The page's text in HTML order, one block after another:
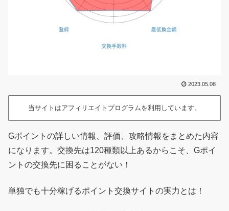
2023.05.08
当サイトはアフィリエイトプログラムを利用しています。
Gポイントの詳しい情報、評価、攻略情報をまとめた内容
になります。交換先は120種類以上あるからこそ、Gポイ
ントの交換先に困ることがない！
単独でも十分稼げるポイント交換サイトの実力とは！